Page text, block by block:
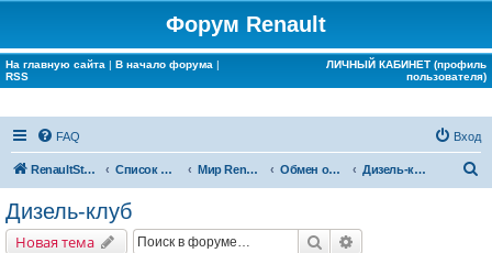
Форум Renault
На главную сайта | В начало форума |
RSS
ЛИЧНЫЙ КАБИНЕТ (профиль
пользователя)
FAQ Вход
RenaultStory Список форумов Мир Renault Обмен опытом Дизель-клуб
Дизель-клуб
Новая тема Поиск